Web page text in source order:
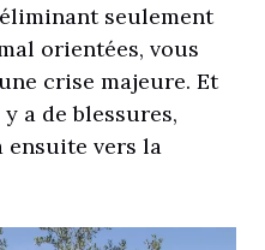
seulement
orientées, vous
crise majeure. Et
a de blessures,
ensuite vers la